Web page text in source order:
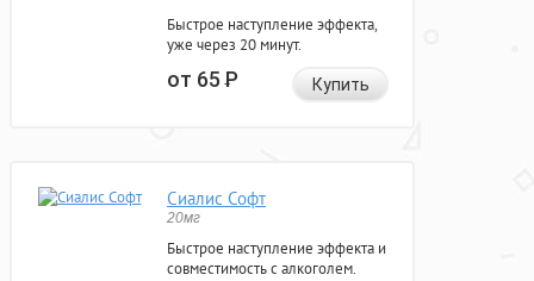
Быстрое наступление эффекта,
уже через 20 минут.
от 65Р Купить
Сиалис Софт
20мг
Быстрое наступление эффекта и
совместимость с алкоголем.